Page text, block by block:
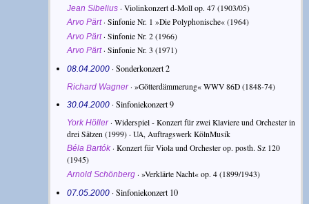
Jean Sibelius ·Violinkonzert d-Moll op. 47 (1903/05)
Arvo Pärt·Sinfonie Nr. 1 »Die Polyphonische« (1964)
Arvo Pärt·Sinfonie Nr. 2 (1966)
Arvo Pärt·Sinfonie Nr. 3 (1971)
08.04.2000 · Sonderkonzert 2
Richard Wagner·»Götterdämmerung« WWV 86D (1848-74)
30.04.2000 · Sinfoniekonzert 9
York Höller·Widerspiel - Konzert für zwei Klaviere und Orchester in
drei Sätzen (1999) · UA, Auftragswerk KölnMusik
Béla Bartók·Konzert für Viola und Orchester op. posth. Sz 120
(1945)
Arnold Schönberg ·»Verklärte Nacht« op. 4 (1899/1943)
07.05.2000 · Sinfoniekonzert 10